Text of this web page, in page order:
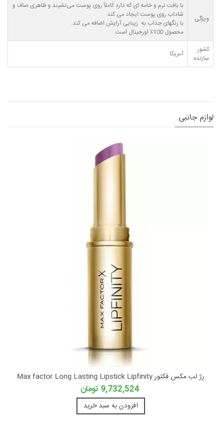
ویژگی
با بافت نرم و خامه ای که دارد کاملاً روی پوست می‌نشیند و ظاهری صاف و
شاداب روی پوست ایجاد می کند.
با رنگهای جذاب به زیبایی آرایش اضافه می کند.
محصول 100٪ اورجینال است.
کشور
سازنده
آمریکا
لوازم جانبی
رژ لب مکس فکتور Max factor Long Lasting Lipstick Lipfinity
9,732,524 تومان
افزودن به سبد خرید